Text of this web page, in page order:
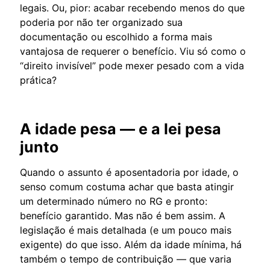
legais. Ou, pior: acabar recebendo menos do que
poderia por não ter organizado sua
documentação ou escolhido a forma mais
vantajosa de requerer o benefício. Viu só como o
“direito invisível” pode mexer pesado com a vida
prática?
A idade pesa — e a lei pesa
junto
Quando o assunto é aposentadoria por idade, o
senso comum costuma achar que basta atingir
um determinado número no RG e pronto:
benefício garantido. Mas não é bem assim. A
legislação é mais detalhada (e um pouco mais
exigente) do que isso. Além da idade mínima, há
também o tempo de contribuição — que varia